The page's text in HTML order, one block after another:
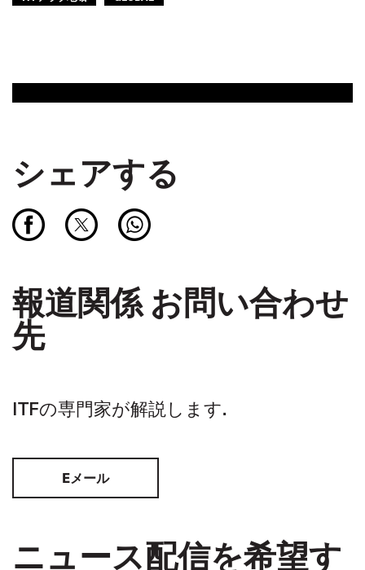
シェアする
報道関係 お問い合わせ
先
ITFの専門家が解説します.
Eメール
ニュース配信を希望す